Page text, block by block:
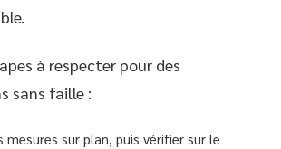
à respecter pour des
sans faille :
mesures sur plan, puis vérifier sur le